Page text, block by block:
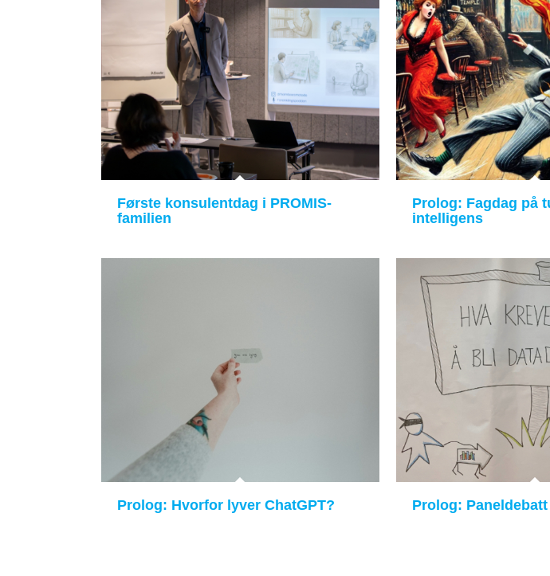
Første konsulentdag i PROMIS-
familien
Prolog: Fagdag på
intelligens
Prolog: Hvorfor lyver ChatGPT? Prolog: Paneldebatt